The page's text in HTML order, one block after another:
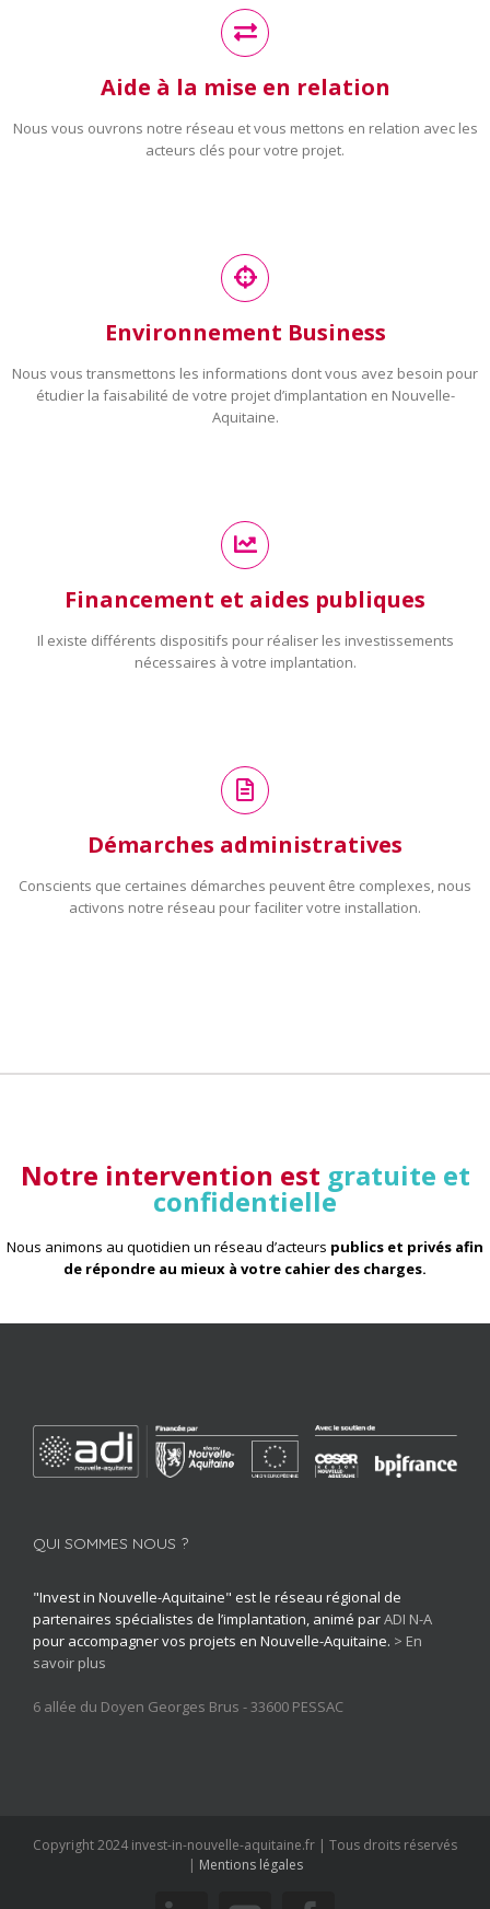
Aide à la mise en relation
Nous vous ouvrons notre réseau et vous mettons en relation avec les
acteurs clés pour votre projet.
Environnement Business
Nous vous transmettons les informations dont vous avez besoin pour
étudier la faisabilité de votre projet d’implantation en Nouvelle-
Aquitaine.
Financement et aides publiques
Il existe différents dispositifs pour réaliser les investissements
nécessaires à votre implantation.
Démarches administratives
Conscients que certaines démarches peuvent être complexes, nous
activons notre réseau pour faciliter votre installation.
Notre intervention est gratuite et
confidentielle
Nous animons au quotidien un réseau d’acteurs publics et privés afin
de répondre au mieux à votre cahier des charges.
QUI SOMMES NOUS ?
"Invest in Nouvelle-Aquitaine" est le réseau régional de
partenaires spécialistes de l’implantation, animé parADI N-A
pour accompagner vos projets en Nouvelle-Aquitaine. > En
savoir plus
6 allée du Doyen Georges Brus - 33600 PESSAC
Copyright 2024 invest-in-nouvelle-aquitaine.fr | Tous droits réservés
| Mentions légales